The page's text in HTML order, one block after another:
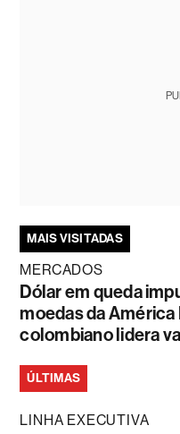
MAIS VISITADAS
MERCADOS
Dólar em queda
moedas da América
colombiano lidera
ÚLTIMAS
LINHA EXECUTIVA